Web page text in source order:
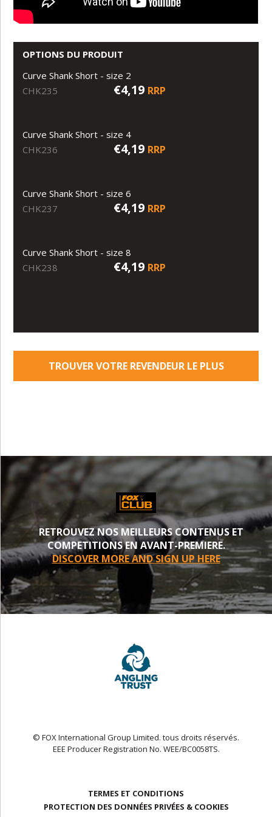
OPTIONS DU PRODUIT
Curve Shank Short - size 2
CHK235
€4,19 RRP
Curve Shank Short - size 4
CHK236
€4,19 RRP
Curve Shank Short - size 6
CHK237
€4,19 RRP
Curve Shank Short - size 8
CHK238
€4,19 RRP
TROUVER VOTRE REVENDEUR LE PLUS
RETROUVEZ NOS MEILLEURS CONTENUS ET
COMPETITIONS EN AVANT-PREMIERE.
DISCOVER MORE AND SIGN UP HERE
© FOX International Group Limited. tous droits réservés.
EEE Producer Registration No. WEE/BC0058TS.
TERMES ET CONDITIONS
PROTECTION DES DONNÉES PRIVÉES & COOKIES